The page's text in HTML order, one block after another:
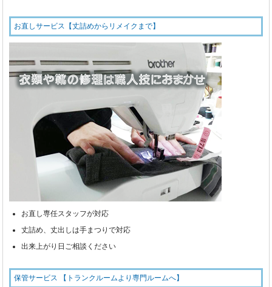
お直しサービス【丈詰めからリメイクまで】
お直し専任スタッフが対応
丈詰め、丈出しは手まつりで対応
出来上がり日ご相談ください
保管サービス 【トランクルームより専門ルームへ】